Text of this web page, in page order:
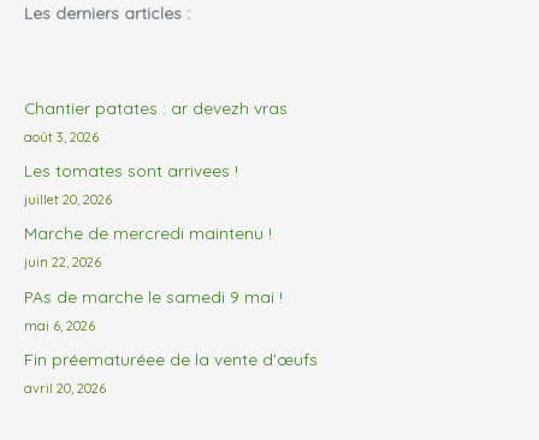
Les derniers articles :
Chantier patates : ar devezh vras
août 3, 2026
Les tomates sont arrivees !
juillet 20, 2026
Marche de mercredi maintenu !
juin 22, 2026
PAs de marche le samedi 9 mai !
mai 6, 2026
Fin préematuréee de la vente d’œufs
avril 20, 2026